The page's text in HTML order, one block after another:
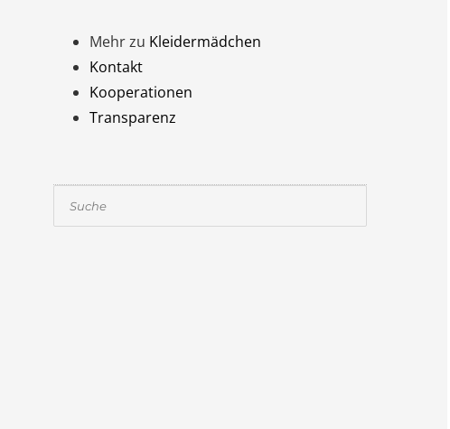
Mehr zu Kleidermädchen
Kontakt
Kooperationen
Transparenz
Suchen